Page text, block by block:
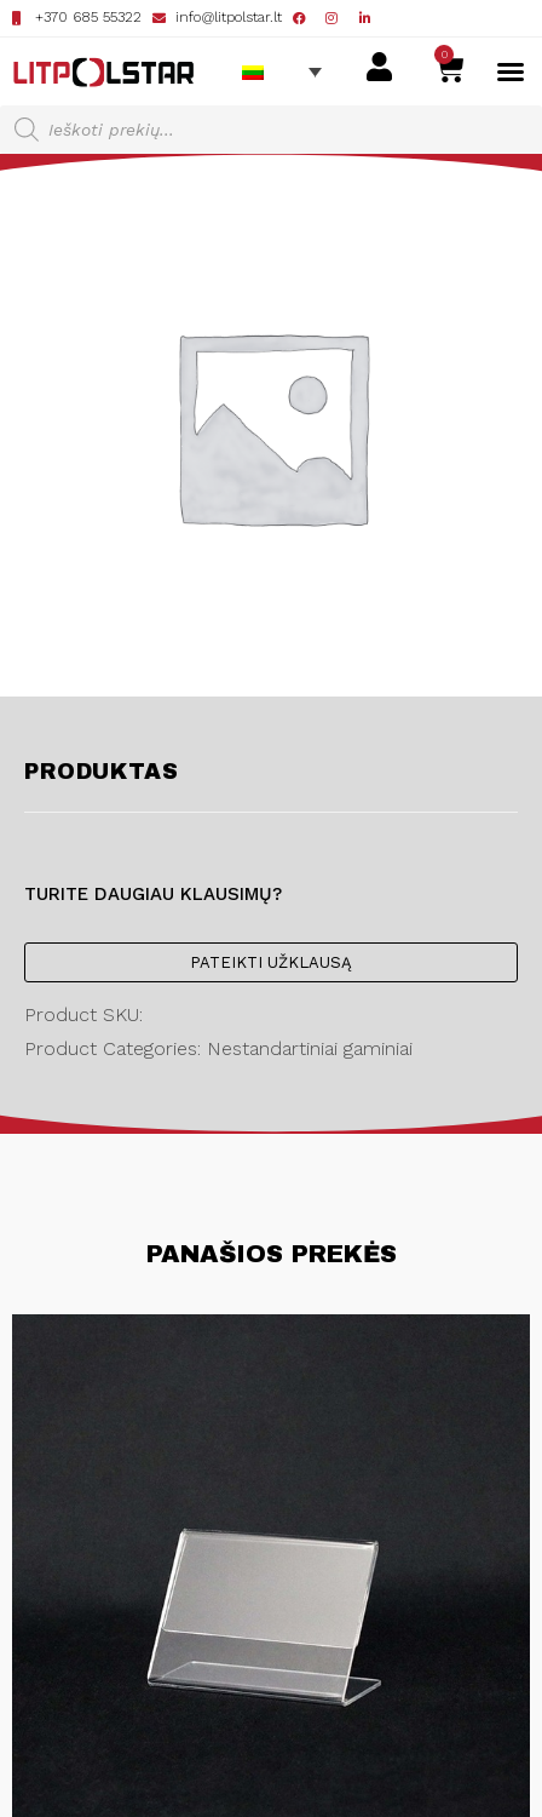
+370 685 55322 info@litpolstar.lt
0
PRODUKTAS
TURITE DAUGIAU KLAUSIMŲ?
PATEIKTI UŽKLAUSĄ
Product SKU:
Product Categories: Nestandartiniai gaminiai
PANAŠIOS PREKĖS